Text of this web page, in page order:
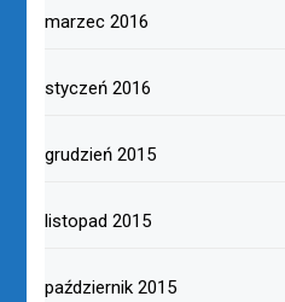
marzec 2016
styczeń 2016
grudzień 2015
listopad 2015
październik 2015